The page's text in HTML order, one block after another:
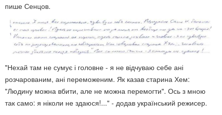
пише Сенцов.
"Нехай там не сумує і головне - я не відчуваю себе ані
розчарованим, ані переможеним. Як казав старина Хем:
"Людину можна вбити, але не можна перемогти". Ось з мною
так само: я ніколи не здаюся!..." - додав український режисер.